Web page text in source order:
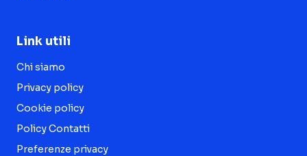
Link utili
Chi siamo
Privacy policy
Cookie policy
Policy Contatti
Preferenze privacy